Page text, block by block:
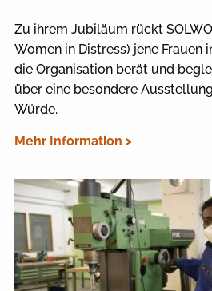
Zu ihrem Jubiläum rückt
Women in Distress) jene Frauen
die Organisation berät und
über eine besondere
Würde.
Mehr Information >